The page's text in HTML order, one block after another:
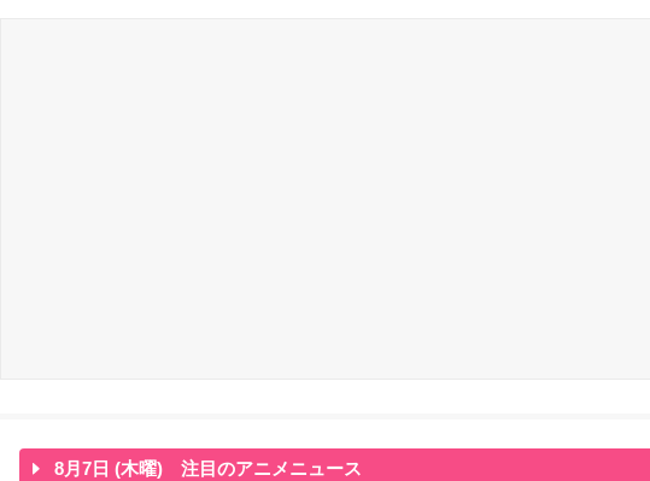
8月7日 (木曜) 注目のアニメニュース